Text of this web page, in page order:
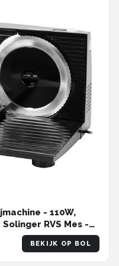
- 110W,
RVS Mes -
Brood, Kaas en
- MS-
BEKIJK OP BOL